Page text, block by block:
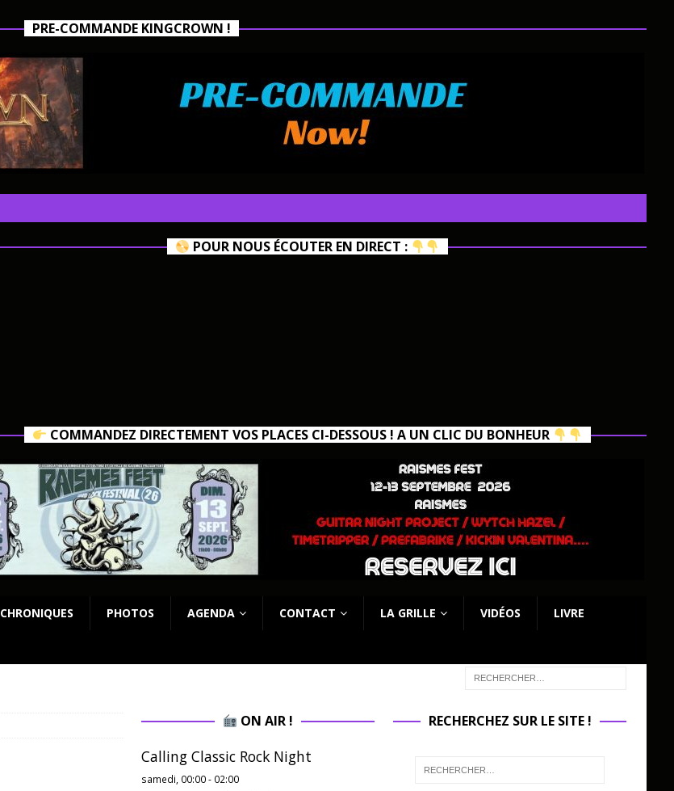
PRE-COMMANDE KINGCROWN !
POUR NOUS ÉCOUTER EN DIRECT :
COMMANDEZ DIRECTEMENT VOS PLACES CI-DESSOUS ! A UN CLIC DU BONHEUR
CHRONIQUES PHOTOS AGENDA CONTACT LA GRILLE VIDÉOS LIVRE
ON AIR !
Calling Classic Rock Night
samedi, 00:00 - 02:00
RECHERCHEZ SUR LE SITE !